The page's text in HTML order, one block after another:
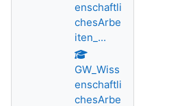
enschaftli
chesArbe
iten_...
GW_Wiss
enschaftli
chesArbe